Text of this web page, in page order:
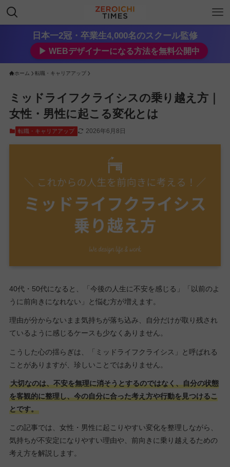
日本一2冠・卒業生4,000名のスクール監修
▶︎ WEBデザイナーになる方法を無料公開中
ホーム 転職・キャリアアップ
ミッドライフクライシスの乗り越え方｜
女性・男性に起こる変化とは
転職・キャリアアップ 2026年6月8日
40代・50代になると、「今後の人生に不安を感じる」「以前のよ
うに前向きになれない」と悩む方が増えます。
理由が分からないまま気持ちが落ち込み、自分だけが取り残され
ているように感じるケースも少なくありません。
こうした心の揺らぎは、「ミッドライフクライシス」と呼ばれる
ことがありますが、珍しいことではありません。
大切なのは、不安を無理に消そうとするのではなく、自分の状態
を客観的に整理し、今の自分に合った考え方や行動を見つけるこ
とです。
この記事では、女性・男性に起こりやすい変化を整理しながら、
気持ちが不安定になりやすい理由や、前向きに乗り越えるための
考え方を解説します。